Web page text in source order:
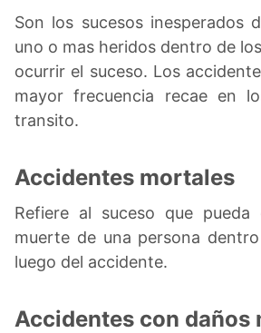
Son los sucesos inesperados
uno o mas heridos dentro de
ocurrir el suceso. Los
mayor frecuencia recae en
transito.
Accidentes mortales
Refiere al suceso que pueda
muerte de una persona
luego del accidente.
Accidentes con daños